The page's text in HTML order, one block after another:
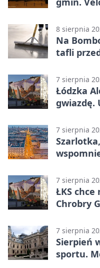
8 sierpnia
Na
tafli
7 sierpnia
Łódzka
gwiazdę.
7 sierpnia
7 sierpnia
ŁKS
Chrobry
7 sierpnia
Sierpień
sportu.